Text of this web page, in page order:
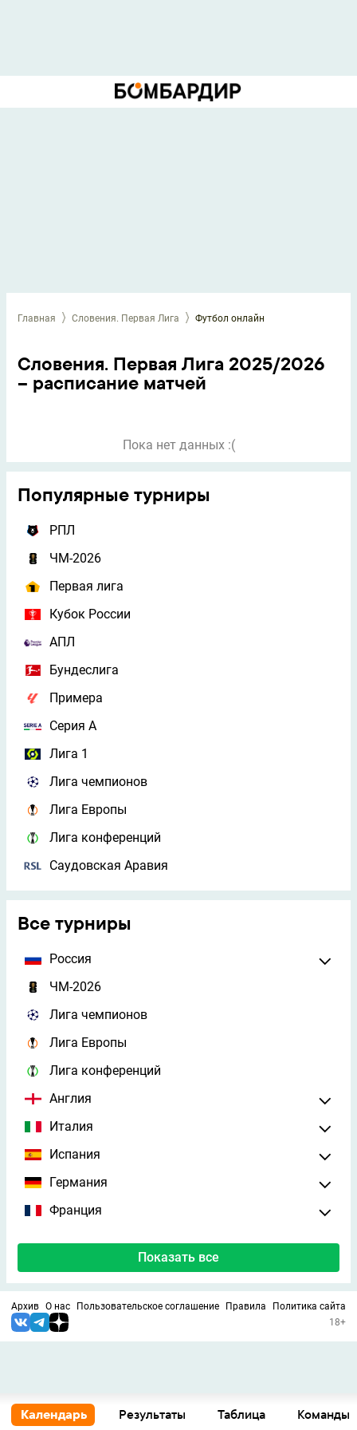
Календарь Результаты Таблица Команды
Главная Словения. Первая Лига Футбол онлайн
Словения. Первая Лига 2025/2026
– расписание матчей
Пока нет данных :(
Популярные турниры
РПЛ
ЧМ-2026
Первая лига
Кубок России
АПЛ
Бундеслига
Примера
Серия А
Лига 1
Лига чемпионов
Лига Европы
Лига конференций
Саудовская Аравия
Все турниры
Россия
ЧМ-2026
Лига чемпионов
Лига Европы
Лига конференций
Англия
Италия
Испания
Германия
Франция
Показать все
Архив О нас Пользовательское соглашение Правила
Политика сайта
18+